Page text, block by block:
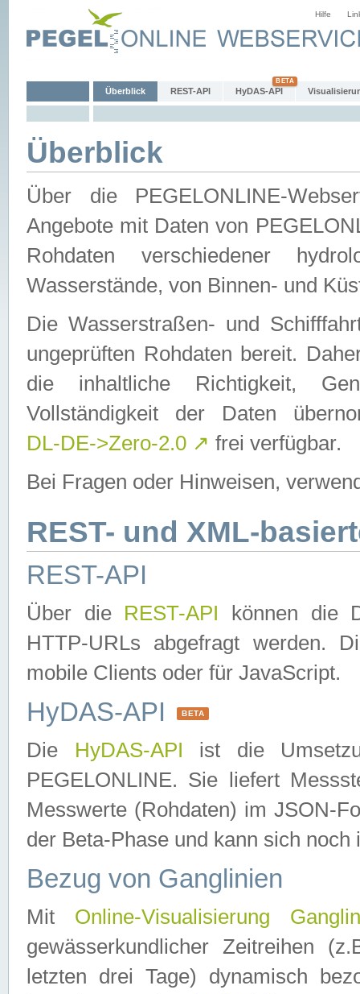
Hilfe
Überblick REST-API HyDAS-API
Überblick
Über die PEGELONLINE-
Angebote mit Daten von
Rohdaten verschiedener
Wasserstände, von Binnen- und
Die Wasserstraßen- und
ungeprüften Rohdaten bereit.
die inhaltliche Richtigkeit,
Vollständigkeit der Daten
DL-DE->Zero-2.0 ↗ frei verfügbar.
Bei Fragen oder Hinweisen,
REST- und XML-
REST-API
Über die REST-API können die
HTTP-URLs abgefragt werden.
mobile Clients oder für JavaScript.
HyDAS-API BETA
Die HyDAS-API ist die
PEGELONLINE. Sie liefert
Messwerte (Rohdaten) im JSON-
der Beta-Phase und kann sich noch
Bezug von Ganglinien
Mit Online-Visualisierung
gewässerkundlicher Zeitreihen
letzten drei Tage) dynamisch